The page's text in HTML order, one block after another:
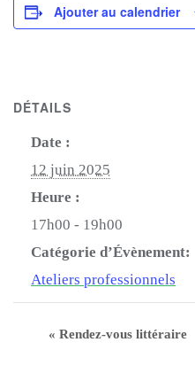
Ajouter au calendrier
DÉTAILS
Date :
12 juin 2025
Heure :
17h00 - 19h00
Catégorie d’Évènement:
Ateliers professionnels
« Rendez-vous littéraire